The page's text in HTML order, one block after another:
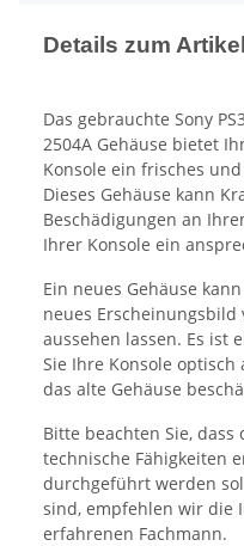
Details zum
Das gebrauchte Sony
2504A Gehäuse bietet
Konsole ein frisches
Dieses Gehäuse kann
Beschädigungen an
Ihrer Konsole ein
Ein neues Gehäuse
neues
aussehen lassen. Es ist
Sie Ihre Konsole
das alte Gehäuse
Bitte beachten Sie, dass
technische Fähigkeiten
durchgeführt werden
sind, empfehlen wir die
erfahrenen Fachmann.